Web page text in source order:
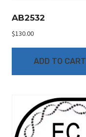
AB2532
$130.00
ADD TO CART